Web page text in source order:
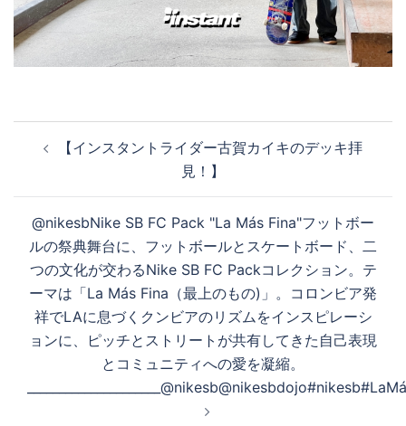
ゲ
ー
ョ
ン
【インスタントライダー古賀カイキのデッキ拝
見！】
@nikesbNike SB FC Pack "La Más Fina"フットボー
ルの祭典舞台に、フットボールとスケートボード、二
つの文化が交わるNike SB FC Packコレクション。テ
ーマは「La Más Fina（最上のもの)」。コロンビア発
祥でLAに息づくクンビアのリズムをインスピレーシ
ョンに、ピッチとストリートが共有してきた自己表現
とコミュニティへの愛を凝縮。